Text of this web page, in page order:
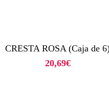
CRESTA ROSA (Caja de
20,69€